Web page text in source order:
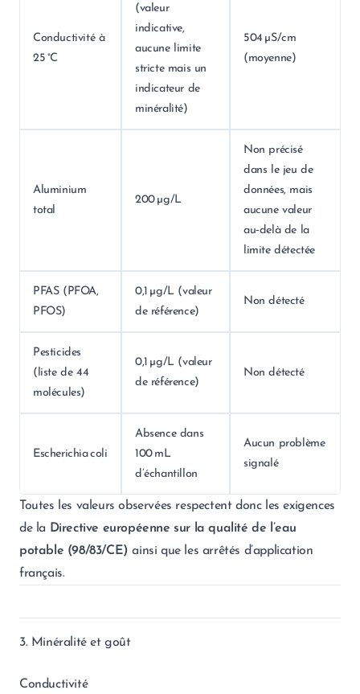
Conductivité à
25 °C
(valeur
indicative,
aucune limite
stricte mais un
indicateur de
minéralité)
504 µS/cm
(moyenne)
Aluminium
total
200 µg/L
Non précisé
dans le jeu de
données, mais
aucune valeur
au‑delà de la
limite détectée
PFAS (PFOA,
PFOS)
0,1 µg/L (valeur
de référence)
Non détecté
Pesticides
(liste de 44
molécules)
0,1 µg/L (valeur
de référence)
Non détecté
Escherichia coli
Absence dans
100 mL
d’échantillon
Aucun problème
signalé
Toutes les valeurs observées respectent donc les exigences
de la Directive européenne sur la qualité de l’eau
potable (98/83/CE) ainsi que les arrêtés d’application
français.
3. Minéralité et goût
Conductivité